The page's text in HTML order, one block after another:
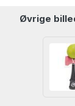
Øvrige